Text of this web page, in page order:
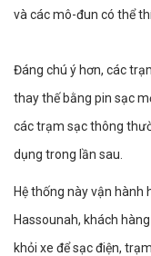
và các mô-đun có thể
Đáng chú ý hơn, các
thay thế bằng pin sạc
các trạm sạc thông
dụng trong lần sau.
Hệ thống này vận
Hassounah, khách
khỏi xe để sạc điện,